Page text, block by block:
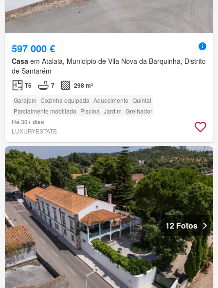
597 000 €
Casa em Atalaia, Município de Vila Nova da Barquinha, Distrito
de Santarém
T6 7 298 m²
Garajem Cozinha equipada Aquecimento Quintal
Parcialmente mobiliado Piscina Jardim Grelhador
Há 30+ dias
LUXURYESTATE
12 Fotos